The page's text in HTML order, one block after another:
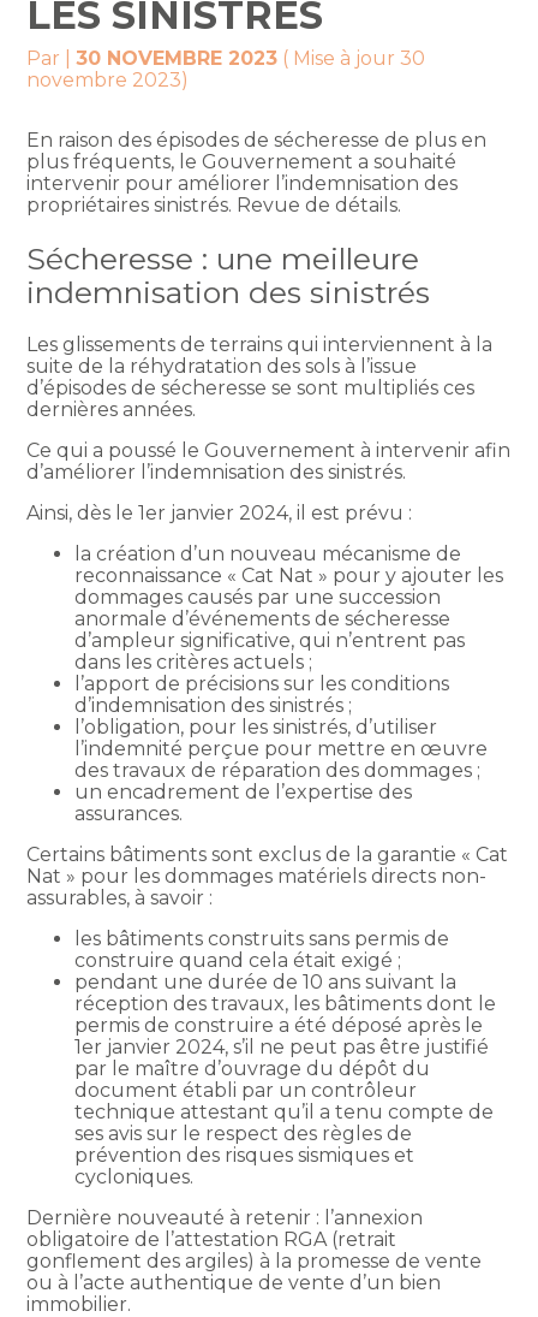
LES SINISTRÉS
Par |30 NOVEMBRE 2023 ( Mise à jour 30
novembre 2023)
En raison des épisodes de sécheresse de plus en
plus fréquents, le Gouvernement a souhaité
intervenir pour améliorer l’indemnisation des
propriétaires sinistrés. Revue de détails.
Sécheresse : une meilleure
indemnisation des sinistrés
Les glissements de terrains qui interviennent à la
suite de la réhydratation des sols à l’issue
d’épisodes de sécheresse se sont multipliés ces
dernières années.
Ce qui a poussé le Gouvernement à intervenir afin
d’améliorer l’indemnisation des sinistrés.
Ainsi, dès le 1er janvier 2024, il est prévu :
la création d’un nouveau mécanisme de
reconnaissance « Cat Nat » pour y ajouter les
dommages causés par une succession
anormale d’événements de sécheresse
d’ampleur significative, qui n’entrent pas
dans les critères actuels ;
l’apport de précisions sur les conditions
d’indemnisation des sinistrés ;
l’obligation, pour les sinistrés, d’utiliser
l’indemnité perçue pour mettre en œuvre
des travaux de réparation des dommages ;
un encadrement de l’expertise des
assurances.
Certains bâtiments sont exclus de la garantie « Cat
Nat » pour les dommages matériels directs non-
assurables, à savoir :
les bâtiments construits sans permis de
construire quand cela était exigé ;
pendant une durée de 10 ans suivant la
réception des travaux, les bâtiments dont le
permis de construire a été déposé après le
1er janvier 2024, s’il ne peut pas être justifié
par le maître d’ouvrage du dépôt du
document établi par un contrôleur
technique attestant qu’il a tenu compte de
ses avis sur le respect des règles de
prévention des risques sismiques et
cycloniques.
Dernière nouveauté à retenir : l’annexion
obligatoire de l’attestation RGA (retrait
gonflement des argiles) à la promesse de vente
ou à l’acte authentique de vente d’un bien
immobilier.